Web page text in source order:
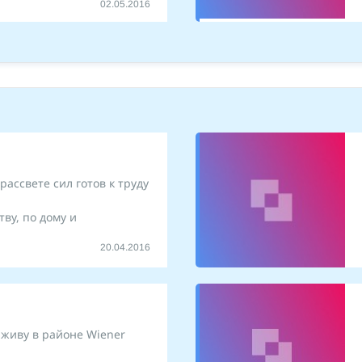
02.05.2016
сил готов к труду
по дому и
20.04.2016
в районе Wiener